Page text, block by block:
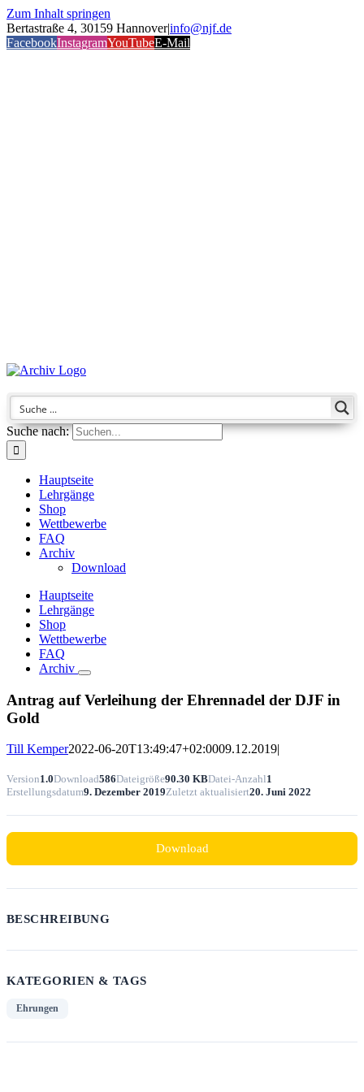
Zum Inhalt springen
Bertastraße 4, 30159 Hannover|info@njf.de
FacebookInstagramYouTubeE-Mail
Suche nach:
Hauptseite
Lehrgänge
Shop
Wettbewerbe
FAQ
Archiv
Download
Hauptseite
Lehrgänge
Shop
Wettbewerbe
FAQ
Archiv
Antrag auf Verleihung der Ehrennadel der DJF in
Gold
Till Kemper2022-06-20T13:49:47+02:0009.12.2019|
Version1.0Download586Dateigröße90.30 KBDatei-Anzahl1
Erstellungsdatum9. Dezember 2019Zuletzt aktualisiert20. Juni 2022
Download
BESCHREIBUNG
KATEGORIEN & TAGS
Ehrungen